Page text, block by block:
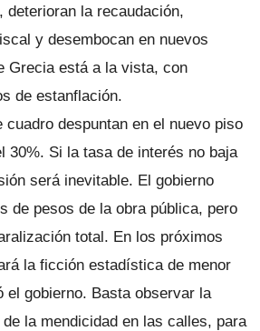
deterioran la recaudación,
y desembocan en nuevos
Grecia está a la vista, con
de estanflación.
cuadro despuntan en el nuevo piso
30%. Si la tasa de interés no baja
será inevitable. El gobierno
de pesos de la obra pública, pero
total. En los próximos
la ficción estadística de menor
el gobierno. Basta observar la
la mendicidad en las calles, para